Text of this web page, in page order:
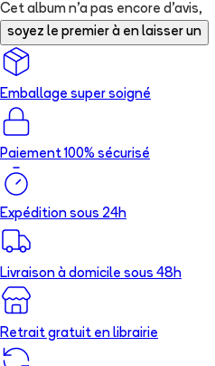
Cet album n'a pas encore d'avis,
soyez le premier à en laisser un
Emballage super soigné
Paiement 100% sécurisé
Expédition sous 24h
Livraison à domicile sous 48h
Retrait gratuit en librairie